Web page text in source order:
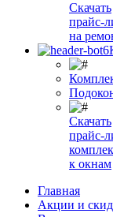
Скачать
прайс-
на
Скачать
прайс-
к окнам
Главная
Акции и